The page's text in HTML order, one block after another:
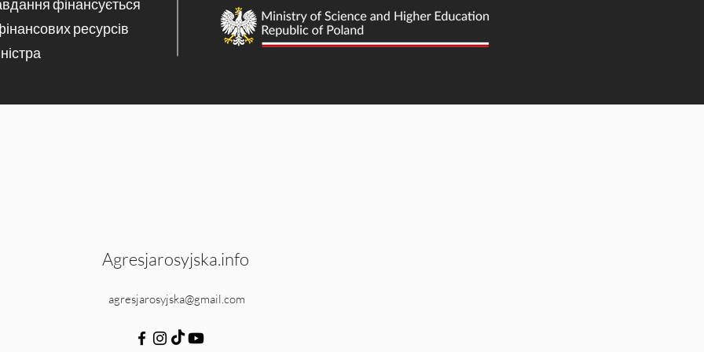
фінансується
ресурсів
Agresjarosyjska.info
agresjarosyjska@gmail.com